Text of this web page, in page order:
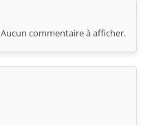
Aucun commentaire à afficher.